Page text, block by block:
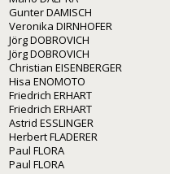
Gunter DAMISCH
Veronika DIRNHOFER
Jörg DOBROVICH
Jörg DOBROVICH
Christian EISENBERGER
Hisa ENOMOTO
Friedrich ERHART
Friedrich ERHART
Astrid ESSLINGER
Herbert FLADERER
Paul FLORA
Paul FLORA